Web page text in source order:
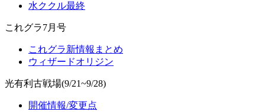
水ククル最終
これグラ7月号
これグラ新情報まとめ
ウィザードオリジン
光有利古戦場(9/21~9/28)
開催情報/変更点